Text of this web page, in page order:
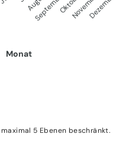
Monat
5 Ebenen beschränkt.